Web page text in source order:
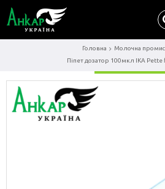
Головна
Молочна
Піпет дозатор 100мкл IKA Pette